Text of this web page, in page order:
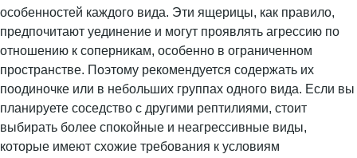
особенностей каждого вида. Эти ящерицы, как правило,
предпочитают уединение и могут проявлять агрессию по
отношению к соперникам, особенно в ограниченном
пространстве. Поэтому рекомендуется содержать их
поодиночке или в небольших группах одного вида. Если вы
планируете соседство с другими рептилиями, стоит
выбирать более спокойные и неагрессивные виды,
которые имеют схожие требования к условиям